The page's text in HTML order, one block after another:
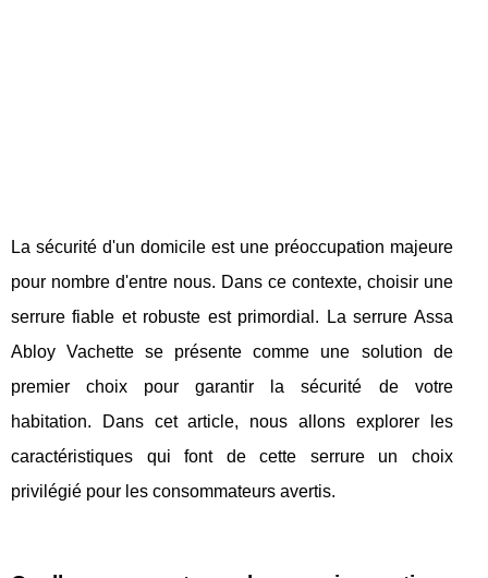
La sécurité d'un domicile est une préoccupation majeure
pour nombre d'entre nous. Dans ce contexte, choisir une
serrure fiable et robuste est primordial. La serrure Assa
Abloy Vachette se présente comme une solution de
premier choix pour garantir la sécurité de votre
habitation. Dans cet article, nous allons explorer les
caractéristiques qui font de cette serrure un choix
privilégié pour les consommateurs avertis.